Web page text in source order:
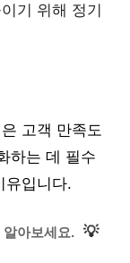
기 위해 정기
고객 만족도
하는 데 필수
유입니다.
아보세요. 💡